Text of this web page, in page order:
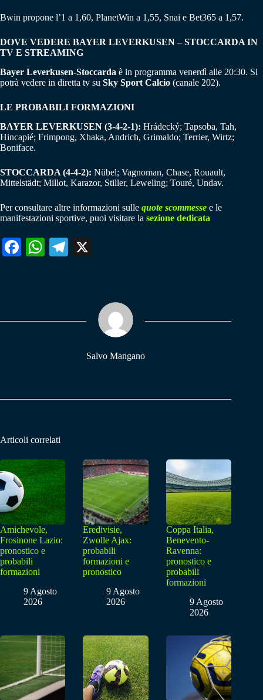
Bwin propone l’1 a 1,60, PlanetWin a 1,55, Snai e Bet365 a 1,57.
DOVE VEDERE BAYER LEVERKUSEN – STOCCARDA IN
TV E STREAMING
Bayer Leverkusen-Stoccarda è in programma venerdì alle 20:30. Si
potrà vedere in diretta tv su Sky Sport Calcio (canale 202).
LE PROBABILI FORMAZIONI
BAYER LEVERKUSEN (3-4-2-1): Hrádecký; Tapsoba, Tah,
Hincapié; Frimpong, Xhaka, Andrich, Grimaldo; Terrier, Wirtz;
Boniface.
STOCCARDA (4-4-2): Nübel; Vagnoman, Chase, Rouault,
Mittelstädt; Millot, Karazor, Stiller, Leweling; Touré, Undav.
Per consultare altre informazioni sulle quote scommesse e le
manifestazioni sportive, puoi visitare la sezione dedicata
Fa W
pp
Te
m
Salvo Mangano
Articoli correlati
Amichevole,
Frosinone Lazio:
pronostico e
probabili
formazioni
9 Agosto
2026
Eredivisie,
Zwolle Ajax:
probabili
formazioni e
pronostico
9 Agosto
2026
Coppa Italia,
Benevento-
Ravenna:
pronostico e
probabili
formazioni
9 Agosto
2026